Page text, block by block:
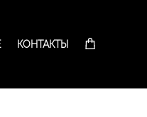
КОНТАКТЫ
КОНТАКТЫ